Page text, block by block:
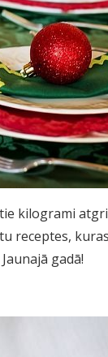
kilogrami
receptes,
gadā!